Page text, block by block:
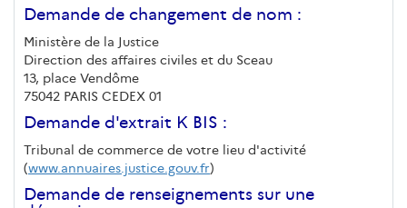
Demande de changement de nom :
Ministère de la Justice
Direction des affaires civiles et du Sceau
13, place Vendôme
75042 PARIS CEDEX 01
Demande d'extrait K BIS :
Tribunal de commerce de votre lieu d'activité
(www.annuaires.justice.gouv.fr)
Demande de renseignements sur une